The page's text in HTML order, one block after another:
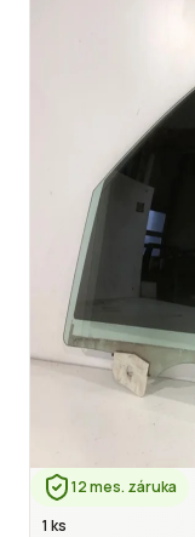
12 mes. záruka
1 ks